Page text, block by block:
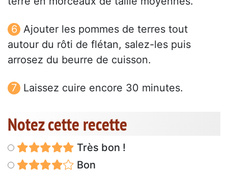
Ajouter les pommes de terres tout
autour du rôti de flétan, salez-les puis
arrosez du beurre de cuisson.
Laissez cuire encore 30 minutes.
Notez cette recette
Très bon !
Bon